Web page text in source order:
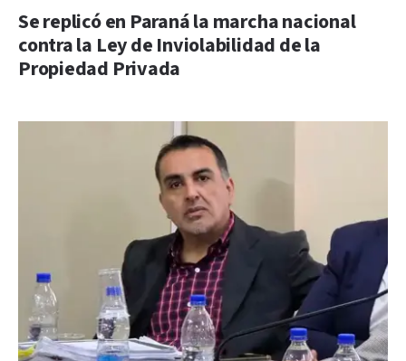
Se replicó en Paraná la marcha nacional
contra la Ley de Inviolabilidad de la
Propiedad Privada